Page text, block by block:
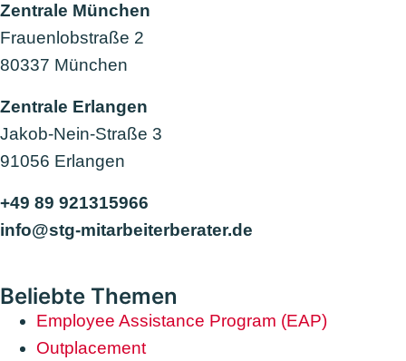
Zentrale München
Frauenlobstraße 2
80337 München
Zentrale Erlangen
Jakob-Nein-Straße 3
91056 Erlangen
+49 89 921315966
info@stg-mitarbeiterberater.de
Beliebte Themen
Employee Assistance Program (EAP)
Outplacement